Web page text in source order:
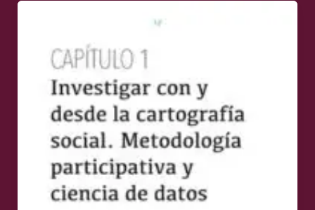
desde
cartografía
social:
metodología
participativa
ciencia